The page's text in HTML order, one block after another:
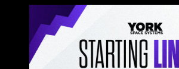
1B .255 / .319 / .670 ２ＨＲ
(R) RF .250 / .323 / .653 ２Ｈ
Tovar (R) SS .217 / .267 /
Hunter Goodman (R) C .241 /